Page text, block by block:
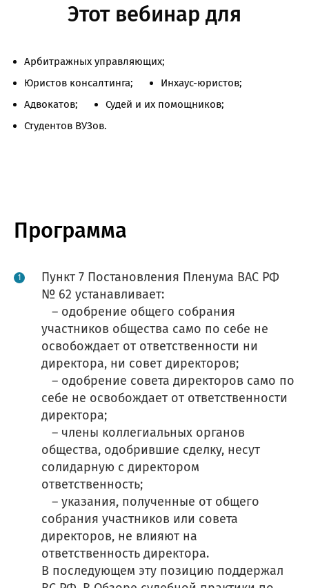
Этот вебинар для
Арбитражных управляющих;
Юристов консалтинга;
Инхаус-юристов;
Адвокатов;
Судей и их помощников;
Студентов ВУЗов.
Программа
Пункт 7 Постановления Пленума ВАС РФ
№ 62 устанавливает:
– одобрение общего собрания
участников общества само по себе не
освобождает от ответственности ни
директора, ни совет директоров;
– одобрение совета директоров само по
себе не освобождает от ответственности
директора;
– члены коллегиальных органов
общества, одобрившие сделку, несут
солидарную с директором
ответственность;
– указания, полученные от общего
собрания участников или совета
директоров, не влияют на
ответственность директора.
В последующем эту позицию поддержал